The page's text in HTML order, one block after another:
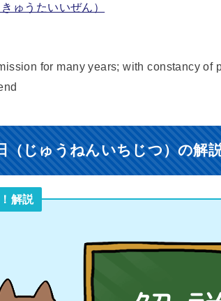
ゅうたいいぜん）
for many years; with constancy of
（じゅうねんいちじつ）の解
解説